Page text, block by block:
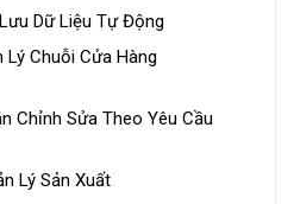
Dữ Liệu Tự Động
Lý Chuỗi Cửa Hàng
Chỉnh Sửa Theo Yêu Cầu
Lý Sản Xuất